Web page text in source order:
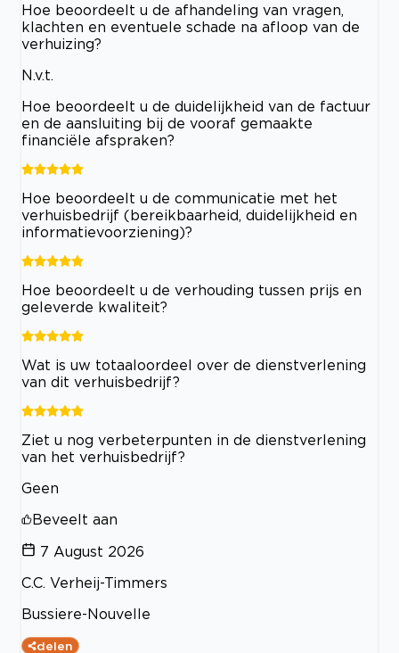
Hoe beoordeelt u de afhandeling van vragen,
klachten en eventuele schade na afloop van de
verhuizing?
N.v.t.
Hoe beoordeelt u de duidelijkheid van de factuur
en de aansluiting bij de vooraf gemaakte
financiële afspraken?
Hoe beoordeelt u de communicatie met het
verhuisbedrijf (bereikbaarheid, duidelijkheid en
informatievoorziening)?
Hoe beoordeelt u de verhouding tussen prijs en
geleverde kwaliteit?
Wat is uw totaaloordeel over de dienstverlening
van dit verhuisbedrijf?
Ziet u nog verbeterpunten in de dienstverlening
van het verhuisbedrijf?
Geen
Beveelt aan
7 August 2026
C.C. Verheij-Timmers
Bussiere-Nouvelle
delen